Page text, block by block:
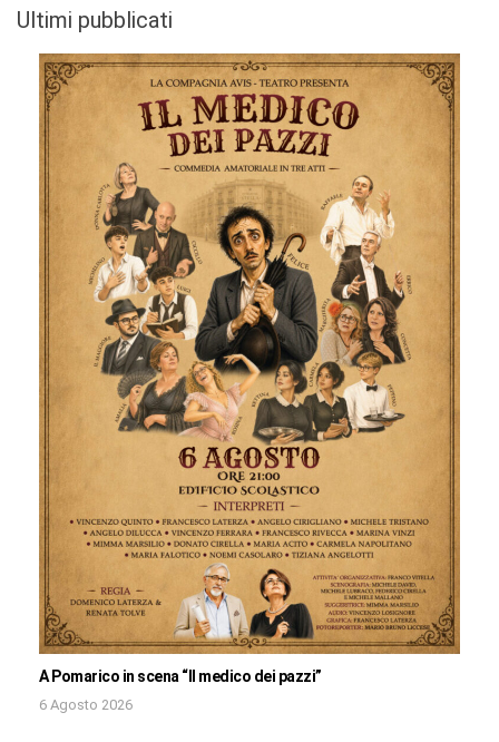
Ultimi pubblicati
A Pomarico in scena “Il medico dei pazzi”
6 Agosto 2026